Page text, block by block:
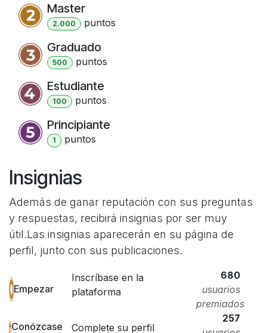
Master
2.000 puntos
Graduado
500 puntos
Estudiante
100 puntos
Principiante
1 puntos
Insignias
Además de ganar reputación con sus preguntas
y respuestas, recibirá insignias por ser muy
útil.Las insignias aparecerán en su página de
perfil, junto con sus publicaciones.
Empezar
Inscríbase en la
plataforma
680
usuarios
premiados
Conózcase
Complete su perfil
257